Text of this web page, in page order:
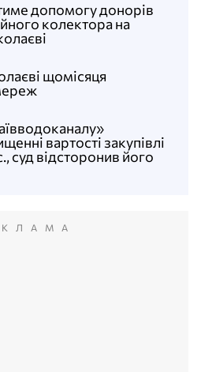
вартості закупівлі
суд відсторонив його
щомісяця
допомогу донорів
колектора на